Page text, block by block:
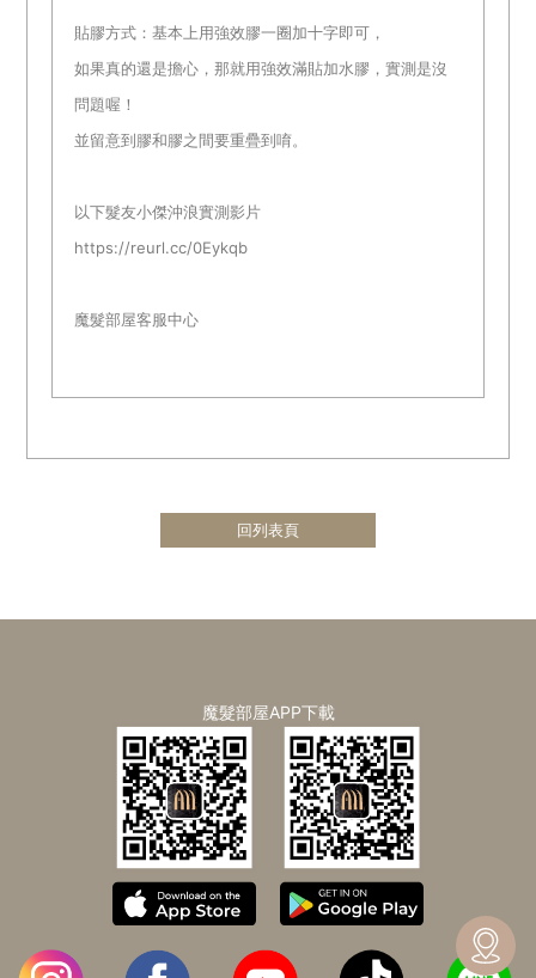
貼膠方式：基本上用強效膠一圈加十字即可，
如果真的還是擔心，那就用強效滿貼加水膠，實測是沒
問題喔！
並留意到膠和膠之間要重疊到唷。
以下髮友小傑沖浪實測影片
https://reurl.cc/0Eykqb
魔髮部屋客服中心
回列表頁
魔髮部屋APP下載